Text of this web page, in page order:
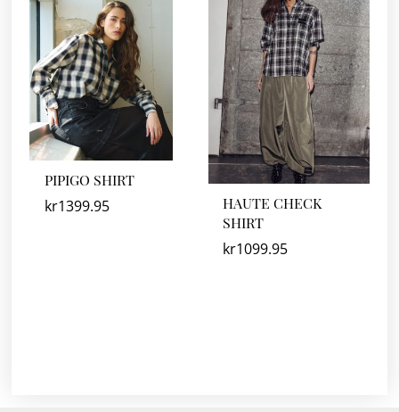
PIPIGO SHIRT
kr1399.95
HAUTE CHECK
SHIRT
kr1099.95